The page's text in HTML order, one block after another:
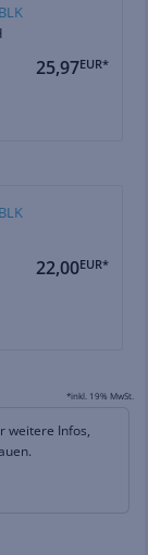
25,97EUR*
22,00EUR*
*inkl. 19% MwSt.
weitere Infos,